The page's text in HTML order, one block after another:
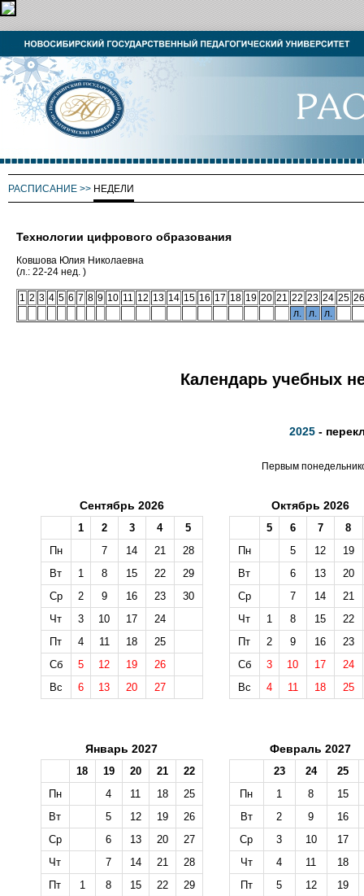
РАСПИСАНИЕ >> НЕДЕЛИ
Технологии цифрового образования
Ковшова Юлия Николаевна
(л.: 22-24 нед. )
1 2 3 4 5 6 7 8 9 10 11 12 13 14 15 16 17 18 19 20 21 22 23 24 25 26
л.
л. л.
Календарь учебных
2025 -
Первым
Сентябрь 2026
1 2 3 4
5
Пн
7 14 21
28
Вт
1 8 15 22
29
Ср
2 9 16 23
30
Чт
3 10 17
24
Пт
4 11 18
25
Сб
5 12 19
26
Вс
6 13 20 27
Октябрь 2026
5 6 7
8
Пн
5 12
19
Вт
6 13
20
Ср
7 14
21
Чт
1 8 15
22
Пт
2 9 16
23
Сб
3 10 17
24
Вс
4 11 18 25
Январь 2027
18 19 20 21
22
Пн
4 11 18
25
Вт
5 12 19
26
Ср
6 13 20
27
Чт
7 14 21
28
Пт
1 8 15 22
29
Февраль 2027
23 24
25
Пн
1 8
15
Вт
2 9
16
Ср
3 10
17
Чт
4 11
18
Пт
5 12
19